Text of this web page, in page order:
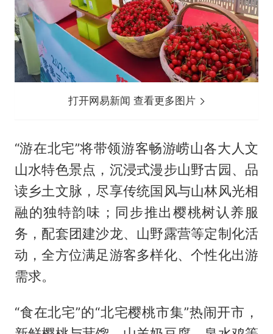
打开网易新闻 查看更多图片
“游在北宅”将带领游客畅游崂山各大人文
山水特色景点，沉浸式漫步山野古园、品
读乡土文脉，尽享传统国风与山林风光相
融的独特韵味；同步推出樱桃树认养服
务，配套团建沙龙、山野露营等定制化活
动，全方位满足游客多样化、个性化出游
需求。
“食在北宅”的“北宅樱桃市集”热闹开市，